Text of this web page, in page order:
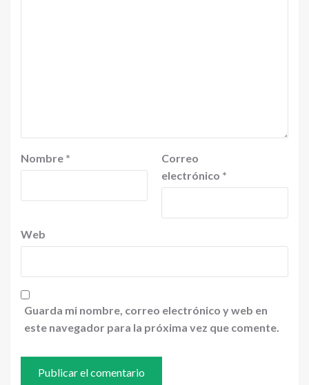
Nombre *
Correo
electrónico *
Web
Guarda mi nombre, correo electrónico y web en
este navegador para la próxima vez que comente.